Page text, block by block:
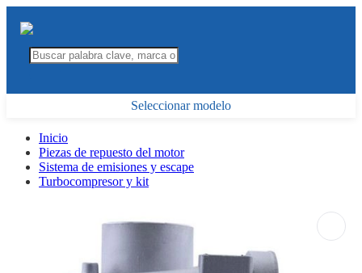
Seleccionar modelo
Inicio
Piezas de repuesto del motor
Sistema de emisiones y escape
Turbocompresor y kit